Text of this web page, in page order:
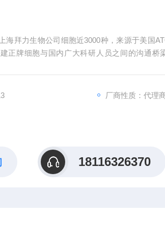
海拜力生物公司细胞近3000种，来源于美国
正牌细胞与国内广大科研人员之间的沟通桥
厂商性质：代理
18116326370